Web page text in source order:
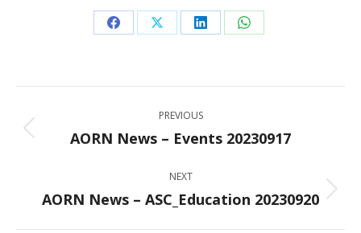
Share
Facebook
Share
X
Share
LinkedIn
Share
WhatsApp
navigation
PREVIOUS
Previous
AORN News – Events 20230917
NEXT
Next
AORN News – ASC_Education 20230920